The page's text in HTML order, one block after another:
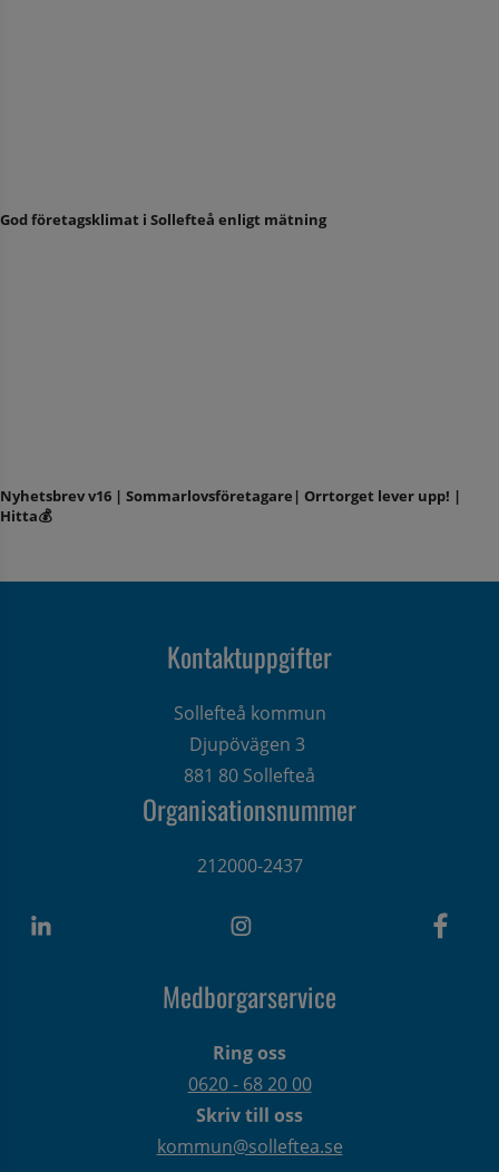
God företagsklimat i Sollefteå enligt mätning
Nyhetsbrev v16 | Sommarlovsföretagare| Orrtorget lever upp! |
Hitta💰
Kontaktuppgifter
Sollefteå kommun
Djupövägen 3
881 80 Sollefteå
Organisationsnummer
212000-2437
Medborgarservice
Ring oss
0620 - 68 20 00
Skriv till oss
kommun@solleftea.se